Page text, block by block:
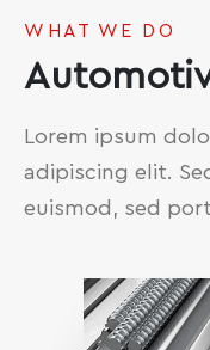
WHAT WE DO
Lorem ipsum
adipiscing elit.
euismod, sed